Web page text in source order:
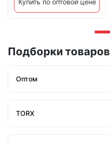
Купить по оптовой цене
Подборки товаров
Оптом
TORX